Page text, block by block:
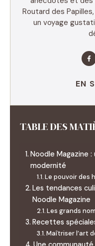
Routard des
un voyage
EN
TABLE DES
Noodle Magazine
modernité
Le pouvoir des
Les tendances
Noodle Magazine
Les grands
Recettes
Maîtriser l’art